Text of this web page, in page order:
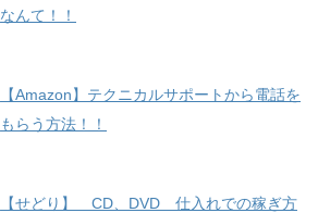
なんて！！
【Amazon】テクニカルサポートから電話を
もらう方法！！
【せどり】 CD、DVD 仕入れでの稼ぎ方